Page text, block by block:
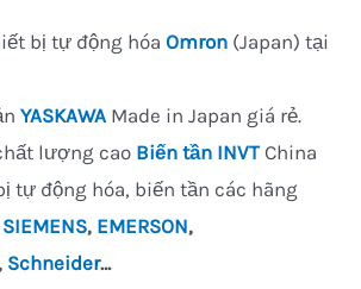
bị tự động hóa Omron (Japan) tại
YASKAWA Made in Japan giá rẻ.
lượng cao Biến tần INVTChina
tự động hóa, biến tần các hãng
SIEMENS, EMERSON,
, Schneider…